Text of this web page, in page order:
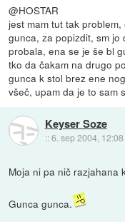
@HOSTAR
jest mam tut tak
gunca, za popizdit, sm
probala, ena se je še bl
tko da čakam na drugo
gunca k stol brez ene
všeč, upam da je to sam
Keyser Soze
::6. sep 2004, 12:08
Moja ni pa nič razjahana
Gunca gunca.